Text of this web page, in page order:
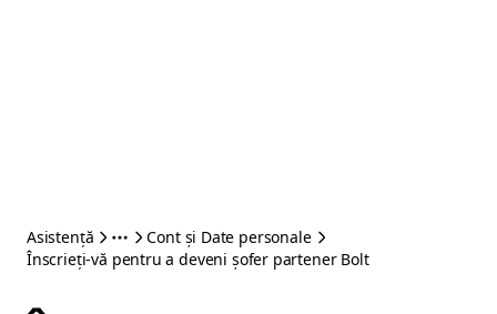
Asistență
Cont și Date personale
Înscrieți-vă pentru a deveni șofer partener Bolt